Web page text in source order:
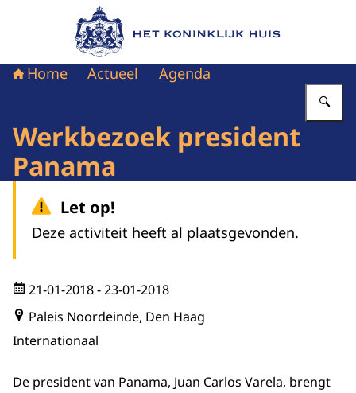
Naar de homepage van Het Koninklijk Huis
Home Actueel Agenda
Werkbezoek president
Panama
Let op!
Deze activiteit heeft al plaatsgevonden.
21-01-2018- 23-01-2018
Paleis Noordeinde, Den Haag
Internationaal
De president van Panama, Juan Carlos Varela, brengt